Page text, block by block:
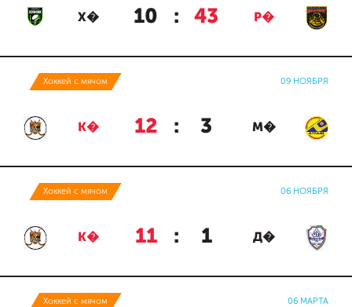
Х� 10 : 43 Р�
Хоккей с мячом 09 НОЯБРЯ
К� 12 : 3 М�
Хоккей с мячом 06 НОЯБРЯ
К� 11 : 1 Д�
Хоккей с мячом 06 МАРТА